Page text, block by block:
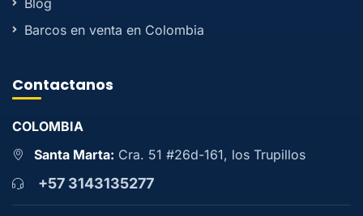
Blog
Barcos en venta en Colombia
Contactanos
COLOMBIA
Santa Marta: Cra. 51 #26d-161, los Trupillos
+57 3143135277